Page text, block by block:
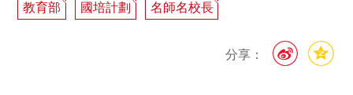
教育部 國培計劃 名師名校長
分享：